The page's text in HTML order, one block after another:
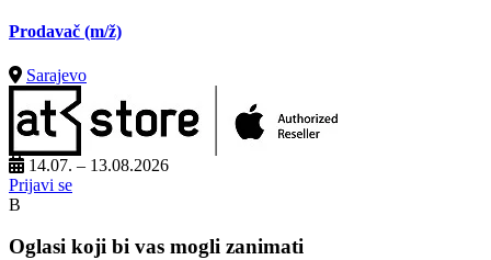
Prodavač (m/ž)
Sarajevo
14.07. – 13.08.2026
Prijavi se
B
Oglasi koji bi vas mogli zanimati